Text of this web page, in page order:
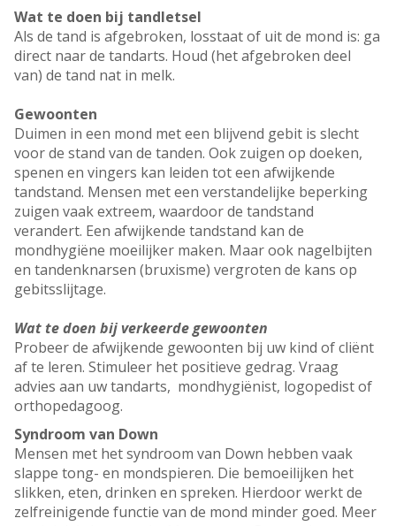
Wat te doen bij tandletsel
Als de tand is afgebroken, losstaat of uit de mond is: ga
direct naar de tandarts. Houd (het afgebroken deel
van) de tand nat in melk.
Gewoonten
Duimen in een mond met een blijvend gebit is slecht
voor de stand van de tanden. Ook zuigen op doeken,
spenen en vingers kan leiden tot een afwijkende
tandstand. Mensen met een verstandelijke beperking
zuigen vaak extreem, waardoor de tandstand
verandert. Een afwijkende tandstand kan de
mondhygiëne moeilijker maken. Maar ook nagelbijten
en tandenknarsen (bruxisme) vergroten de kans op
gebitsslijtage.
Wat te doen bij verkeerde gewoonten
Probeer de afwijkende gewoonten bij uw kind of cliënt
af te leren. Stimuleer het positieve gedrag. Vraag
advies aan uw tandarts, mondhygiënist, logopedist of
orthopedagoog.
Syndroom van Down
Mensen met het syndroom van Down hebben vaak
slappe tong- en mondspieren. Die bemoeilijken het
slikken, eten, drinken en spreken. Hierdoor werkt de
zelfreinigende functie van de mond minder goed. Meer